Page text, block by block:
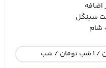
شام